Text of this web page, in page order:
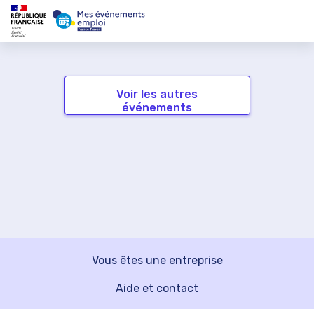
Voir les autres
événements
Vous êtes une entreprise
Aide et contact